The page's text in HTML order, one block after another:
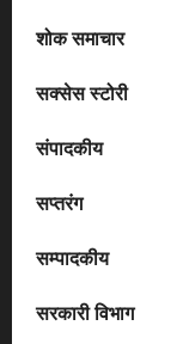
शोक समाचार
सक्सेस स्टोरी
संपादकीय
सप्तरंग
सम्पादकीय
सरकारी विभाग